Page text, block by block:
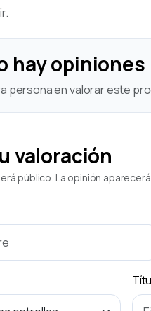
hay opiniones
persona en valorar este
valoración
público. La opinión